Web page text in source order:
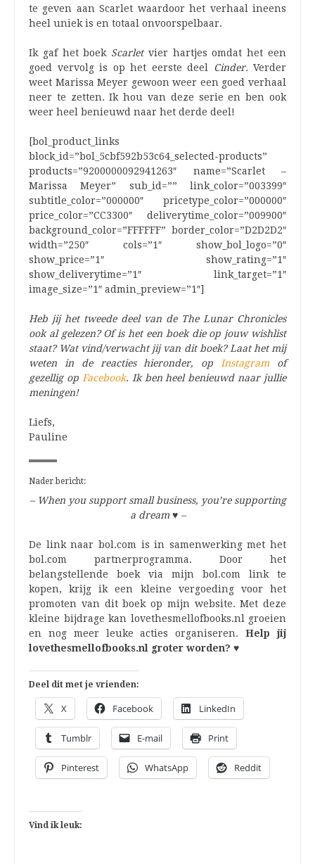
te geven aan Scarlet waardoor het verhaal ineens
heel uniek is en totaal onvoorspelbaar.
Ik gaf het boek Scarletvier hartjes omdat het een
goed vervolg is op het eerste deel Cinder. Verder
weet Marissa Meyer gewoon weer een goed verhaal
neer te zetten. Ik hou van deze serie en ben ook
weer heel benieuwd naar het derde deel!
[bol_product_links
block_id=”bol_5cbf592b53c64_selected-products”
products=”9200000092941263″ name=”Scarlet –
Marissa Meyer” sub_id=”” link_color=”003399″
subtitle_color=”000000″ pricetype_color=”000000″
price_color=”CC3300″ deliverytime_color=”009900″
background_color=”FFFFFF” border_color=”D2D2D2″
width=”250″ cols=”1″ show_bol_logo=”0″
show_price=”1″ show_rating=”1″
show_deliverytime=”1″ link_target=”1″
image_size=”1″ admin_preview=”1″]
Heb jij het tweede deel van de The Lunar Chronicles
ook al gelezen? Of is het een boek die op jouw wishlist
staat? Wat vind/verwacht jij van dit boek? Laat het mij
weten in de reacties hieronder, op
Instagram of
gezellig op Facebook. Ik ben heel benieuwd naar jullie
meningen!
Liefs,
Pauline
Nader bericht:
– When you support small business, you’re supporting
a dream ♥ –
De link naar bol.com is in samenwerking met het
bol.com partnerprogramma. Door het
belangstellende boek via mijn bol.com link te
kopen, krijg ik een kleine vergoeding voor het
promoten van dit boek op mijn website. Met deze
kleine bijdrage kan lovethesmellofbooks.nl groeien
en nog meer leuke acties organiseren.Help jij
lovethesmellofbooks.nl groter worden? ♥
Deel dit met je vrienden:
X Facebook LinkedIn
Tumblr E-mail Print
Pinterest WhatsApp Reddit
Vind ik leuk: